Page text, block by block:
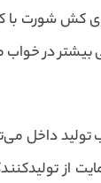
کش شورت با
بیشتر در
داخل
از